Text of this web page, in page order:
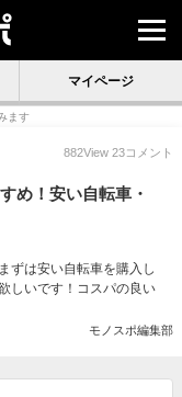
マイページ
ます
882View 23コメント
め！安い自転車・
ずは安い自転車を購入し
しいです！コスパの良い
モノスポ編集部